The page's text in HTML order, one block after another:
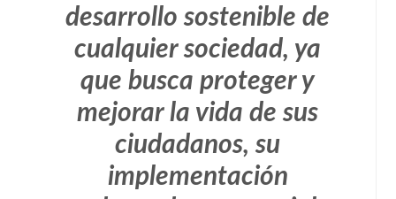
desarrollo sostenible de
cualquier sociedad, ya
que busca proteger y
mejorar la vida de sus
ciudadanos, su
implementación